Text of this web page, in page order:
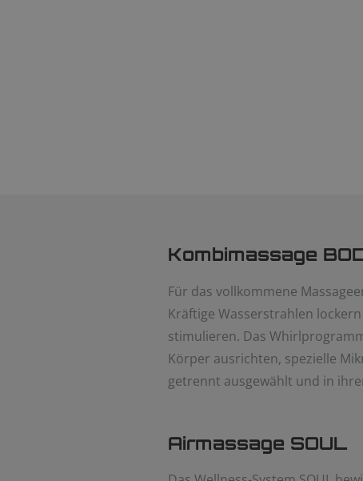
Kombimassage
Für das vollkommene
Kräftige Wasserstrahlen
stimulieren. Das
Körper ausrichten, spezielle
getrennt ausgewählt und in
Airmassage SOUL